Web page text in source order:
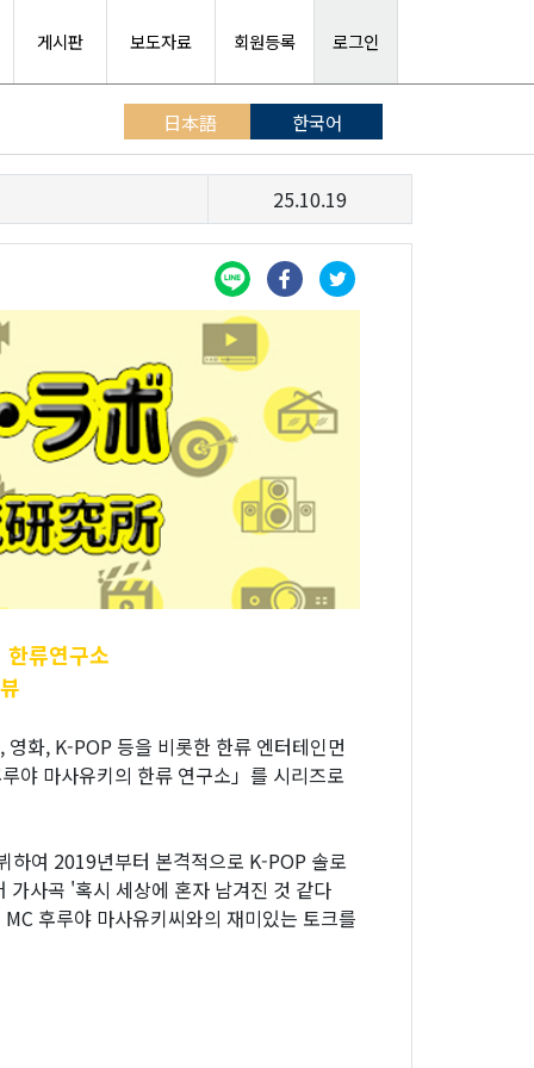
게시판 보도자료 회원등록 로그인
日本語 한국어
25.10.19
한류연구소
화, K-POP 등을 비롯한 한류 엔터테인먼
야 마사유키의 한류 연구소」를 시리즈로
여 2019년부터 본격적으로 K-POP 솔로
사곡 '혹시 세상에 혼자 남겨진 것 같다
후루야 마사유키씨와의 재미있는 토크를